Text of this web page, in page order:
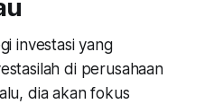
investasi yang
di perusahaan
dia akan fokus